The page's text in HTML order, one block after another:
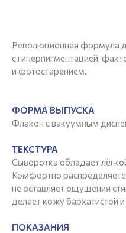
Революционная формула
с гиперпигментацией,
и фотостарением.
ФОРМА ВЫПУСКА
Флакон с вакуумным
ТЕКСТУРА
Сыворотка обладает
Комфортно
не оставляет ощущения
делает кожу бархатистой
ПОКАЗАНИЯ